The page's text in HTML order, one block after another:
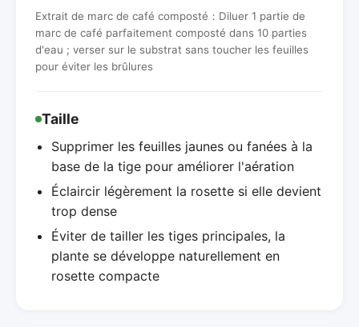
Extrait de marc de café composté：Diluer 1 partie de
marc de café parfaitement composté dans 10 parties
d'eau ; verser sur le substrat sans toucher les feuilles
pour éviter les brûlures
Taille
Supprimer les feuilles jaunes ou fanées à la
base de la tige pour améliorer l'aération
Éclaircir légèrement la rosette si elle devient
trop dense
Éviter de tailler les tiges principales, la
plante se développe naturellement en
rosette compacte